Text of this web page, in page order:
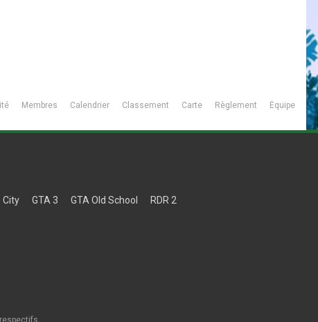
Membres Calendrier Classement Carte Règlement Équipe
City GTA 3 GTA Old School RDR 2